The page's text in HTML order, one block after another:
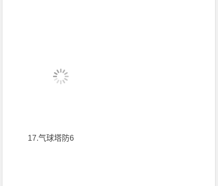
17.气球塔防6